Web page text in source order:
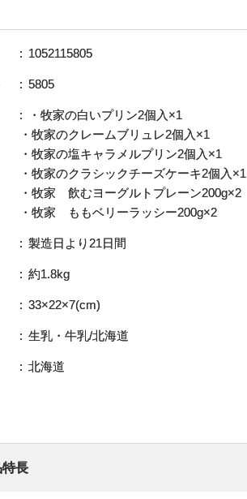
1052115805
5805
・牧家の白いプリン2個入×1
・牧家のクレームブリュレ2個入×1
・牧家の塩キャラメルプリン2個入×1
・牧家のクラシックチーズケーキ2個入×1
・牧家 飲むヨーグルトプレーン200g×2
・牧家 ももベリーラッシー200g×2
製造日より21日間
約1.8kg
33×22×7(cm)
生乳・牛乳/北海道
北海道
長